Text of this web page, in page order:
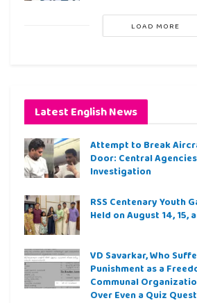
LOAD MORE
Latest English News
Attempt to Break
Door: Central
Investigation
RSS Centenary Youth
Held on August 14, 15,
VD Savarkar, Who
Punishment as a
Communal
Over Even a Quiz